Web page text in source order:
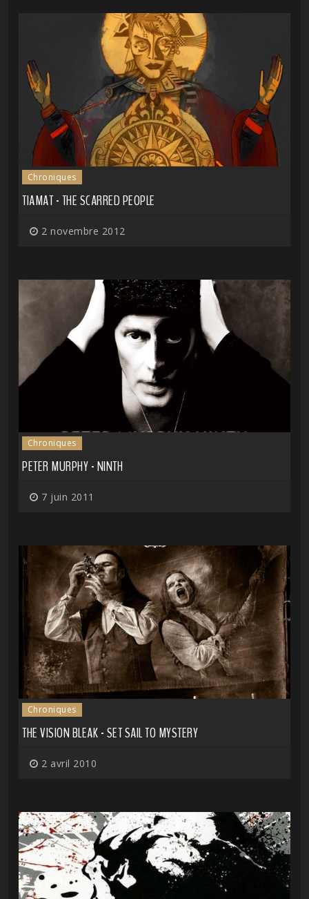
Chroniques
TIAMAT - THE SCARRED PEOPLE
2 novembre 2012
Chroniques
PETER MURPHY - NINTH
7 juin 2011
Chroniques
THE VISION BLEAK - SET SAIL TO MYSTERY
2 avril 2010